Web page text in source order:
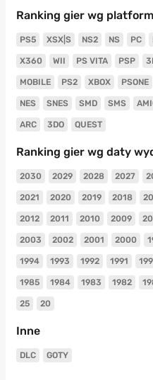
Ranking gier wg
PS5 XSX|S NS2 NS PC
X360 WII PS VITA PSP
MOBILE PS2 XBOX PSONE
NES SNES SMD SMS
ARC 3DO QUEST
Ranking gier wg daty
2030 2029 2028 2027
2021 2020 2019 2018
2012 2011 2010 2009
2003 2002 2001 2000
1994 1993 1992 1991
1985 1984 1983 1982
25 20
Inne
DLC GOTY